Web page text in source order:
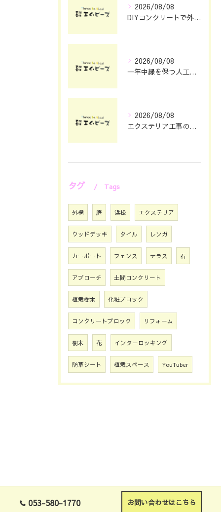
2026/08/08
DIYコンクリートで外構をおしゃれに仕上げる具体的なポイント集
2026/08/08
一年中緑を保つ人工芝の魅力と選び方
2026/08/08
エクステリア工事の理想を静岡県浜松市で叶える費用とデザインのポイント
タグ Tags
外構 庭 浜松 エクステリア
ウッドデッキ タイル レンガ
カーポート フェンス テラス 石
アプローチ 土間コンクリート
植栽樹木 化粧ブロック
コンクリートブロック リフォーム
樹木 花 インターロッキング
防草シート 植栽スペース YouTuber
053-580-1770 お問い合わせはこちら